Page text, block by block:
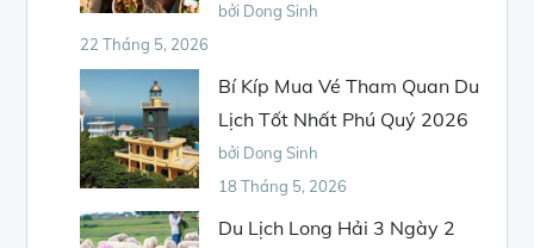
bởi Dong Sinh
22 Tháng 5, 2026
Bí Kíp Mua Vé Tham Quan Du
Lịch Tốt Nhất Phú Quý 2026
bởi Dong Sinh
18 Tháng 5, 2026
Du Lịch Long Hải 3 Ngày 2